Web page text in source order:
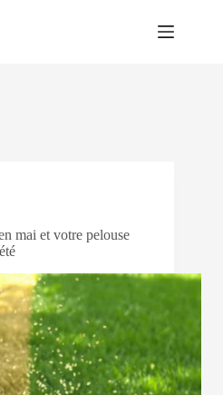
mai et votre pelouse